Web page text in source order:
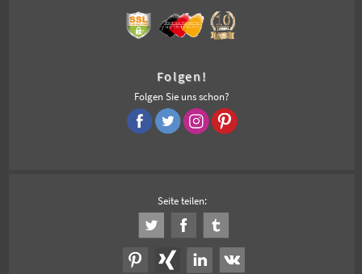
Folgen!
Folgen Sie uns schon?
Seite teilen: